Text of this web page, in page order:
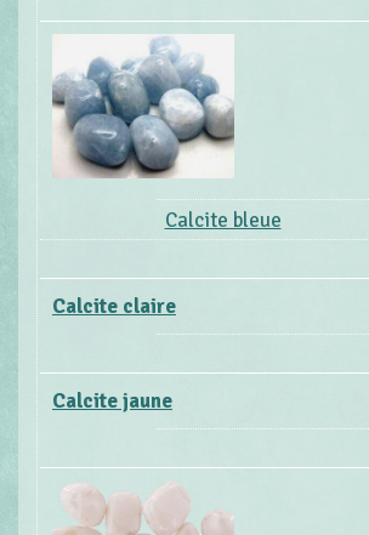
Calcite bleue
Calcite claire
Calcite jaune